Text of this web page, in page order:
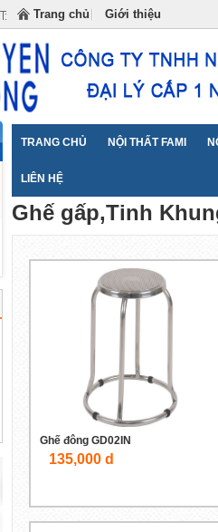
Trang chủ Giới thiệu
Phát cung cấp NỘI THẤT
TRANG CHỦ NỘI THẤT FAMI
LIÊN HỆ
Trang chủ
Ghế gấp,Tinh
Ghế đông GD02IN
135,000 d